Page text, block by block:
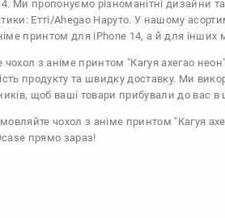
Ми пропонуємо різноманітні дизайни
Етті/Ahegao Наруто. У нашому
принтом для iPhone 14, а й для інших
з аніме принтом "Кагуя ахегао
продукту та швидку доставку. Ми
щоб ваші товари прибували до вас в
чохол з аніме принтом "Кагуя
прямо зараз!